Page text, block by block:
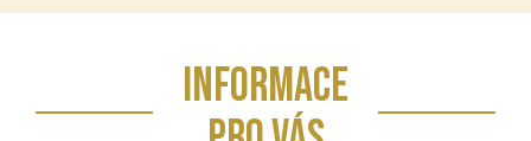
INFORMACE